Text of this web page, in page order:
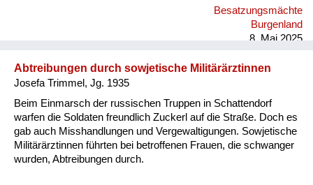
Wiederaufbau und
Wohnen
Besatzungsmächte
Burgenland
8. Mai 2025
Abtreibungen durch sowjetische Militärärztinnen
Josefa Trimmel, Jg. 1935
Beim Einmarsch der russischen Truppen in Schattendorf
warfen die Soldaten freundlich Zuckerl auf die Straße. Doch es
gab auch Misshandlungen und Vergewaltigungen. Sowjetische
Militärärztinnen führten bei betroffenen Frauen, die schwanger
wurden, Abtreibungen durch.